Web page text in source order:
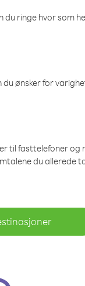
ringe hvor som
ønsker for
til fasttelefoner og
du allerede